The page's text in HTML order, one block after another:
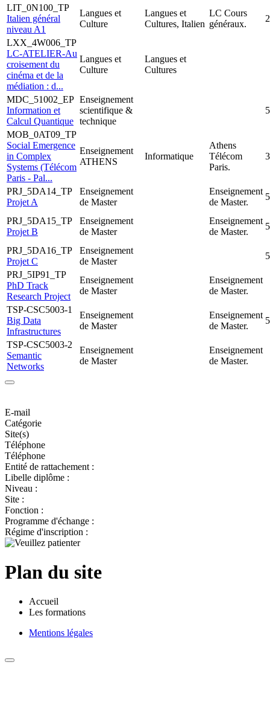
LIT_0N100_TP
Italien général
niveau A1
Langues et
Culture
Langues et
Cultures, Italien
LC Cours
généraux.
2
LXX_4W006_TP
LC-ATELIER-Au
croisement du
cinéma et de la
médiation : d...
Langues et
Culture
Langues et
Cultures
MDC_51002_EP
Information et
Calcul Quantique
Enseignement
scientifique &
technique
5
MOB_0AT09_TP
Social Emergence
in Complex
Systems (Télécom
Paris - Pal...
Enseignement
ATHENS
Informatique
Athens
Télécom
Paris.
3
PRJ_5DA14_TP
Projet A
Enseignement
de Master
Enseignement
de Master.
5
PRJ_5DA15_TP
Projet B
Enseignement
de Master
Enseignement
de Master.
5
PRJ_5DA16_TP
Projet C
Enseignement
de Master
5
PRJ_5IP91_TP
PhD Track
Research Project
Enseignement
de Master
Enseignement
de Master.
TSP-CSC5003-1
Big Data
Infrastructures
Enseignement
de Master
Enseignement
de Master.
5
TSP-CSC5003-2
Semantic
Networks
Enseignement
de Master
Enseignement
de Master.
E-mail
Catégorie
Site(s)
Téléphone
Téléphone
Entité de rattachement :
Libelle diplôme :
Niveau :
Site :
Fonction :
Programme d'échange :
Régime d'inscription :
Plan du site
Accueil
Les formations
Mentions légales